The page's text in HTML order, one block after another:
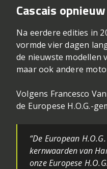
Cascais
Na eerdere edities in
vormde vier dagen
de nieuwste modellen
maar ook andere
Volgens Francesco
de Europese H.O.G.-
“De European
kernwaarden van
onze Europese